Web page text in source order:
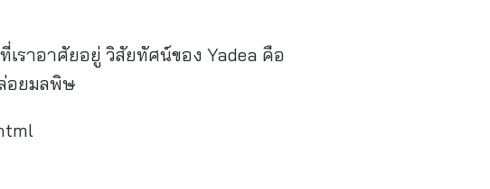
ราอาศัยอยู่ วิสัยทัศน์ของ Yadea คือ
อยมลพิษ